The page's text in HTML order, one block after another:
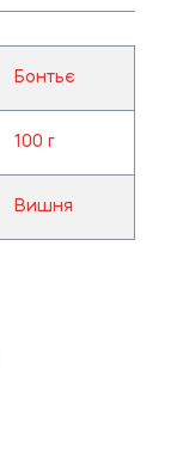
Бонтьє
100 г
Вишня